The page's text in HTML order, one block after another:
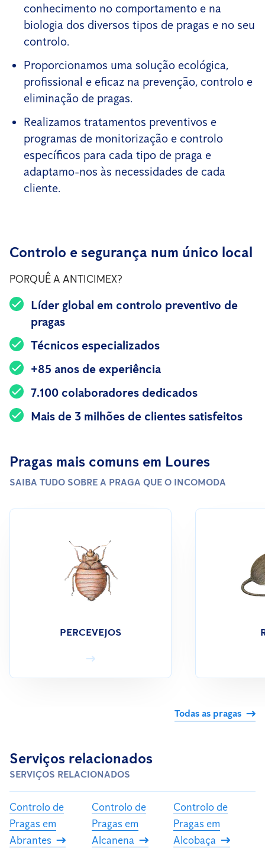
conhecimento no comportamento e na
biologia dos diversos tipos de pragas e no seu
controlo.
Proporcionamos uma solução ecológica,
profissional e eficaz na prevenção, controlo e
eliminação de pragas.
Realizamos tratamentos preventivos e
programas de monitorização e controlo
específicos para cada tipo de praga e
adaptamo-nos às necessidades de cada
cliente.
Controlo e segurança num único local
PORQUÊ A ANTICIMEX?
Líder global em controlo preventivo de
pragas
Técnicos especializados
+85 anos de experiência
7.100 colaboradores dedicados
Mais de 3 milhões de clientes satisfeitos
Pragas mais comuns em Loures
SAIBA TUDO SOBRE A PRAGA QUE O INCOMODA
PERCEVEJOS
Todas as pragas
Serviços relacionados
SERVIÇOS RELACIONADOS
Controlo de
Pragas em
Abrantes
Controlo de
Pragas em
Alcanena
Controlo de
Pragas em
Alcobaça